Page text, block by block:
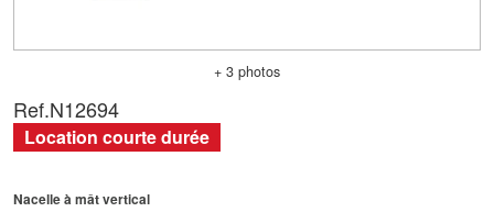
+ 3 photos
Nacelle à mât vertical
Ref.N12694
Location courte durée